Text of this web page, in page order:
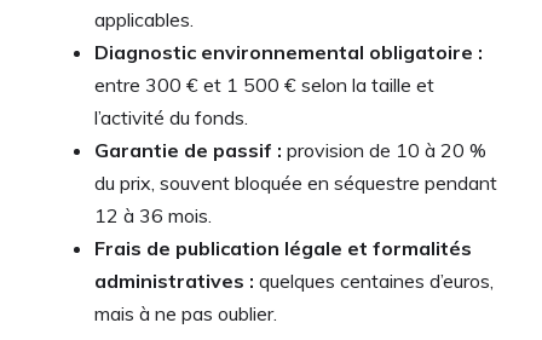
applicables.
Diagnostic environnemental obligatoire :
entre 300 € et 1 500 € selon la taille et
l’activité du fonds.
Garantie de passif : provision de 10 à 20 %
du prix, souvent bloquée en séquestre pendant
12 à 36 mois.
Frais de publication légale et formalités
administratives : quelques centaines d’euros,
mais à ne pas oublier.